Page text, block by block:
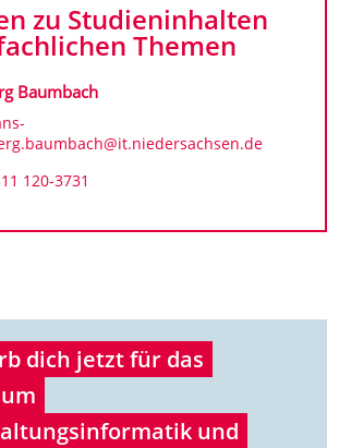
zu Studieninhalten
Themen
Baumbach
120-3731
dich jetzt für das
und